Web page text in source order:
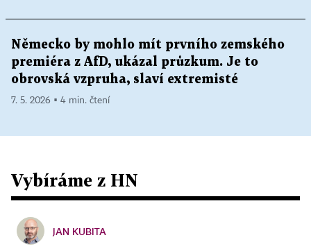
Německo by mohlo mít prvního zemského
premiéra z AfD, ukázal průzkum. Je to
obrovská vzpruha, slaví extremisté
7. 5. 2026 ▪ 4 min. čtení
Vybíráme z HN
JAN KUBITA